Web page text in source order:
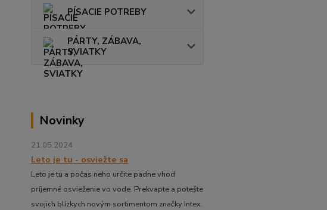
PÍSACIE POTREBY
PÁRTY, ZÁBAVA,
SVIATKY
Novinky
21.05.2024
Leto je tu - osviežte sa
Leto je tu a počas neho určite padne vhod
príjemné osvieženie vo vode. Prekvapte a potešte
svojich blízkych novým sortimentom značky Intex.